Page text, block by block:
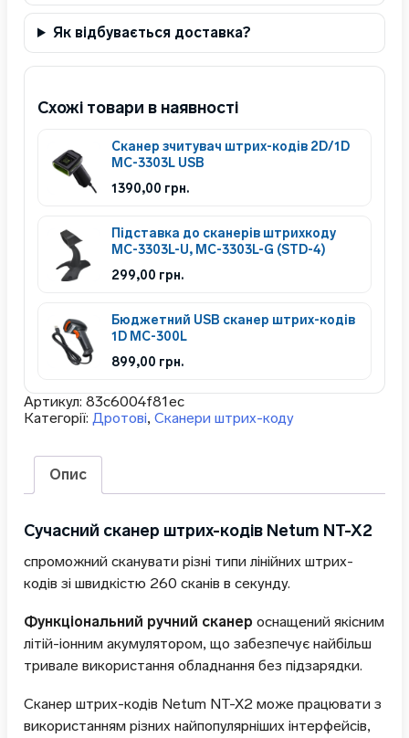
Як відбувається доставка?
Схожі товари в наявності
Сканер зчитувач штрих-кодів 2D/1D
MC-3303L USB
1390,00 грн.
Підставка до сканерів штрихкоду
MC-3303L-U, MC-3303L-G (STD-4)
299,00 грн.
Бюджетний USB сканер штрих-кодів
1D MC-300L
899,00 грн.
Артикул: 83c6004f81ec
Категорії: Дротові, Сканери штрих-коду
Опис
Сучасний сканер штрих-кодів Netum NT-X2
спроможний сканувати різні типи лінійних штрих-
кодів зі швидкістю 260 сканів в секунду.
Функціональний ручний сканер оснащений якісним
літій-іонним акумулятором, що забезпечує найбільш
тривале використання обладнання без підзарядки.
Сканер штрих-кодів Netum NT-X2 може працювати з
використанням різних найпопулярніших інтерфейсів,